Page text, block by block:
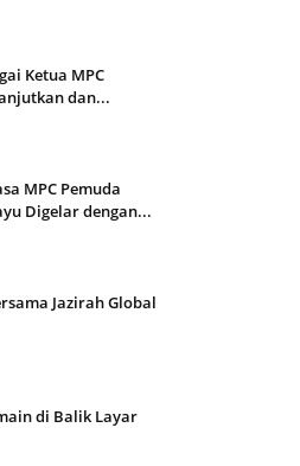
Ketua MPC
dan...
MPC Pemuda
Digelar dengan...
Jazirah Global
di Balik Layar